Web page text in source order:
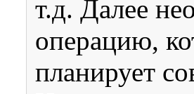
т.д. Далее
операцию,
планирует